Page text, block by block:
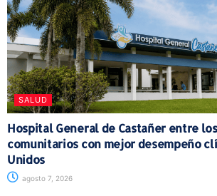
SALUD
Hospital General de Castañer entre
comunitarios con mejor desempeño
Unidos
agosto 7, 2026